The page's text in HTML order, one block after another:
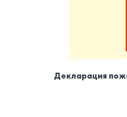
Декларация